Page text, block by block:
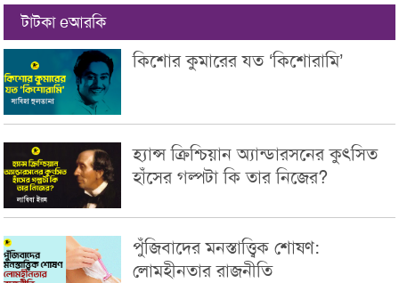
টাটকা eআরকি
কিশোর কুমারের যত ‘কিশোরামি’
হ্যান্স ক্রিশ্চিয়ান অ্যান্ডারসনের কুৎসিত
হাঁসের গল্পটা কি তার নিজের?
পুঁজিবাদের মনস্তাত্ত্বিক শোষণ:
লোমহীনতার রাজনীতি